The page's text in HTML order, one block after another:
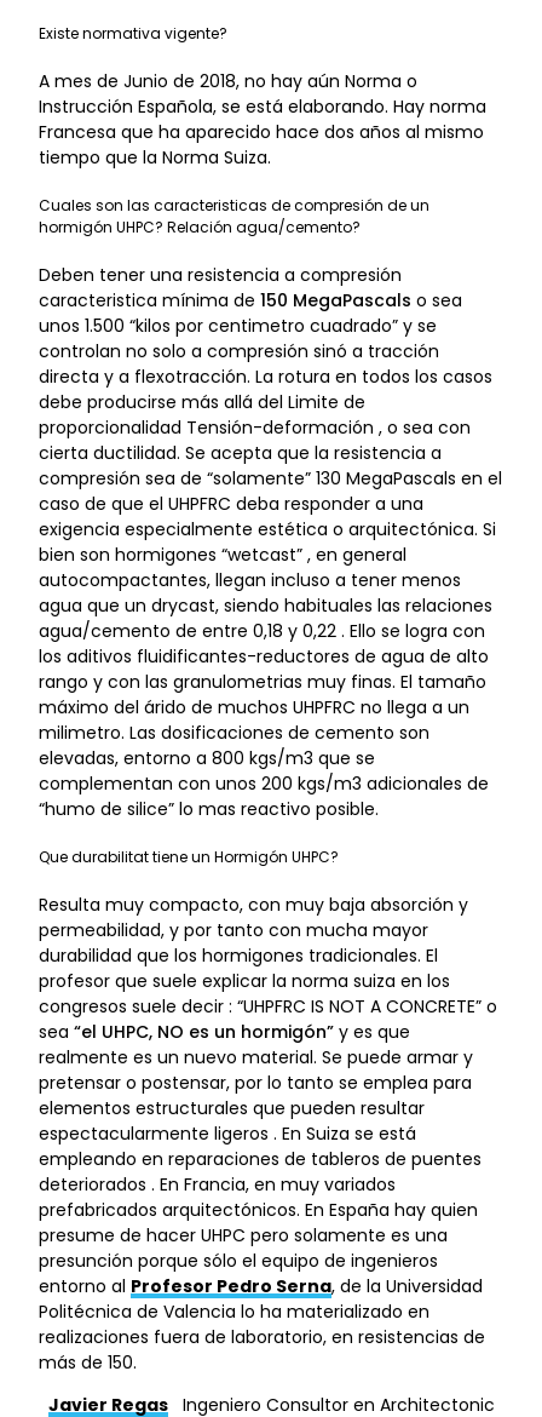
Existe normativa vigente?
A mes de Junio de 2018, no hay aún Norma o
Instrucción Española, se está elaborando. Hay norma
Francesa que ha aparecido hace dos años al mismo
tiempo que la Norma Suiza.
Cuales son las caracteristicas de compresión de un
hormigón UHPC? Relación agua/cemento?
Deben tener una resistencia a compresión
caracteristica mínima de 150 MegaPascals o sea
unos 1.500 “kilos por centimetro cuadrado” y se
controlan no solo a compresión sinó a tracción
directa y a flexotracción. La rotura en todos los casos
debe producirse más allá del Limite de
proporcionalidad Tensión-deformación , o sea con
cierta ductilidad. Se acepta que la resistencia a
compresión sea de “solamente” 130 MegaPascals en el
caso de que el UHPFRC deba responder a una
exigencia especialmente estética o arquitectónica. Si
bien son hormigones “wetcast” , en general
autocompactantes, llegan incluso a tener menos
agua que un drycast, siendo habituales las relaciones
agua/cemento de entre 0,18 y 0,22 . Ello se logra con
los aditivos fluidificantes-reductores de agua de alto
rango y con las granulometrias muy finas. El tamaño
máximo del árido de muchos UHPFRC no llega a un
milimetro. Las dosificaciones de cemento son
elevadas, entorno a 800 kgs/m3 que se
complementan con unos 200 kgs/m3 adicionales de
“humo de silice” lo mas reactivo posible.
Que durabilitat tiene un Hormigón UHPC?
Resulta muy compacto, con muy baja absorción y
permeabilidad, y por tanto con mucha mayor
durabilidad que los hormigones tradicionales. El
profesor que suele explicar la norma suiza en los
congresos suele decir : “UHPFRC IS NOT A CONCRETE” o
sea “el UHPC, NO es un hormigón” y es que
realmente es un nuevo material. Se puede armar y
pretensar o postensar, por lo tanto se emplea para
elementos estructurales que pueden resultar
espectacularmente ligeros . En Suiza se está
empleando en reparaciones de tableros de puentes
deteriorados . En Francia, en muy variados
prefabricados arquitectónicos. En España hay quien
presume de hacer UHPC pero solamente es una
presunción porque sólo el equipo de ingenieros
entorno al Profesor Pedro Serna, de la Universidad
Politécnica de Valencia lo ha materializado en
realizaciones fuera de laboratorio, en resistencias de
más de 150.
Javier RegasIngeniero Consultor en Architectonic